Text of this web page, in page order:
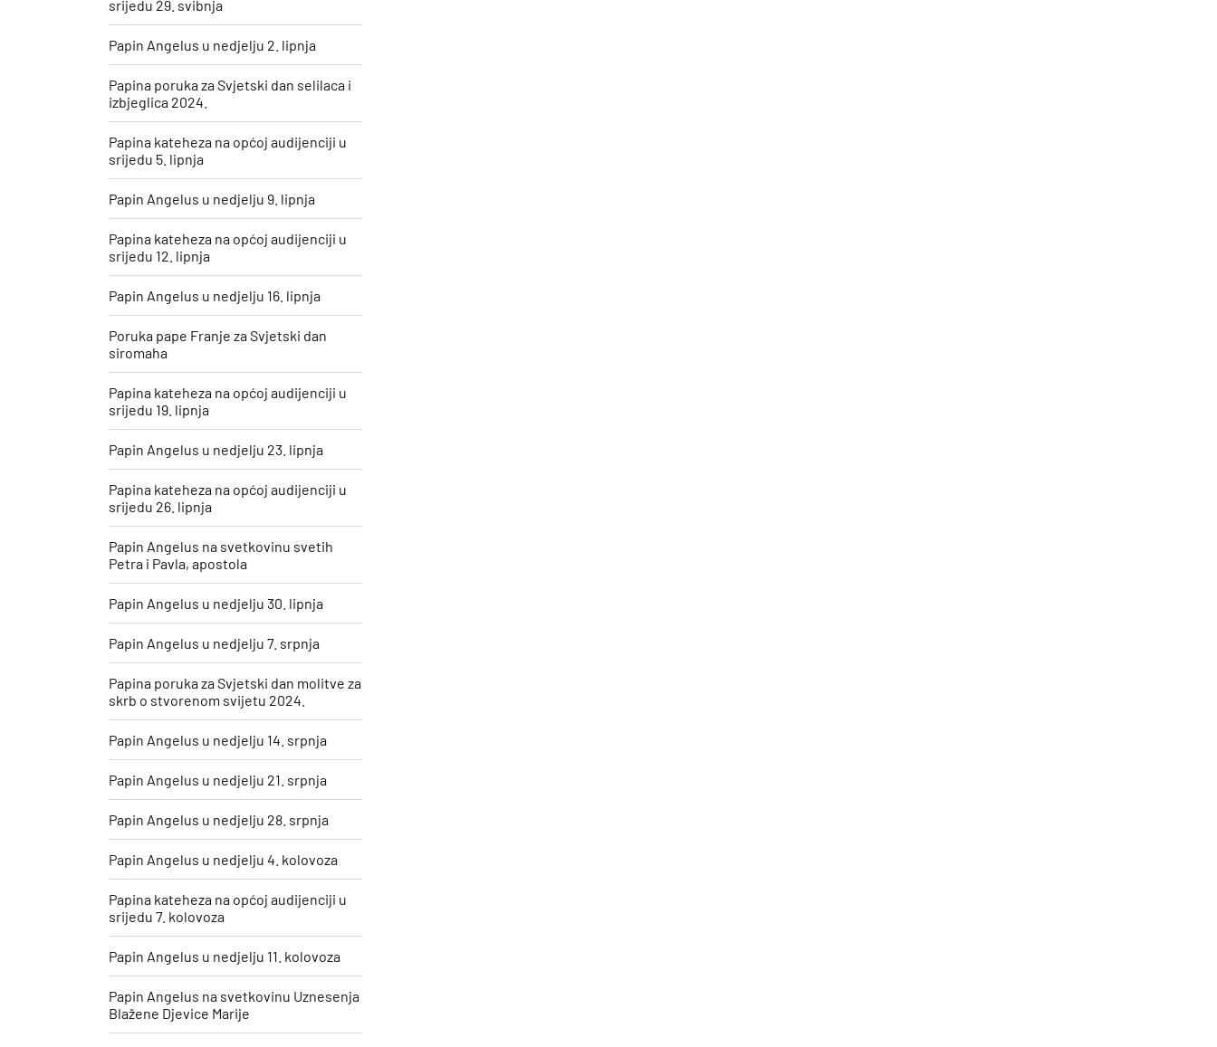
srijedu 29. svibnja
Papin Angelus u nedjelju 2. lipnja
Papina poruka za Svjetski dan selilaca i
izbjeglica 2024.
Papina kateheza na općoj audijenciji u
srijedu 5. lipnja
Papin Angelus u nedjelju 9. lipnja
Papina kateheza na općoj audijenciji u
srijedu 12. lipnja
Papin Angelus u nedjelju 16. lipnja
Poruka pape Franje za Svjetski dan
siromaha
Papina kateheza na općoj audijenciji u
srijedu 19. lipnja
Papin Angelus u nedjelju 23. lipnja
Papina kateheza na općoj audijenciji u
srijedu 26. lipnja
Papin Angelus na svetkovinu svetih
Petra i Pavla, apostola
Papin Angelus u nedjelju 30. lipnja
Papin Angelus u nedjelju 7. srpnja
Papina poruka za Svjetski dan molitve za
skrb o stvorenom svijetu 2024.
Papin Angelus u nedjelju 14. srpnja
Papin Angelus u nedjelju 21. srpnja
Papin Angelus u nedjelju 28. srpnja
Papin Angelus u nedjelju 4. kolovoza
Papina kateheza na općoj audijenciji u
srijedu 7. kolovoza
Papin Angelus u nedjelju 11. kolovoza
​Papin Angelus na svetkovinu Uznesenja
Blažene Djevice Marije